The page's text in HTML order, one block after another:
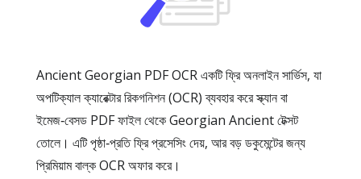
Ancient Georgian PDF OCR একটি ফ্রি অনলাইন সার্ভিস, যা
অপটিক্যাল ক্যারেক্টার রিকগনিশন (OCR) ব্যবহার করে স্ক্যান বা
ইমেজ‑বেসড PDF ফাইল থেকে Georgian Ancient টেক্সট
তোলে। এটি পৃষ্ঠা‑প্রতি ফ্রি প্রসেসিং দেয়, আর বড় ডকুমেন্টের জন্য
প্রিমিয়াম বাল্ক OCR অফার করে।